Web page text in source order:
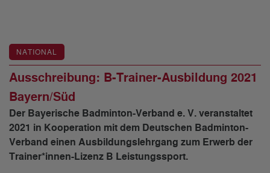
NATIONAL
Ausschreibung: B-Trainer-Ausbildung 2021
Bayern/Süd
Der Bayerische Badminton-Verband e. V. veranstaltet
2021 in Kooperation mit dem Deutschen Badminton-
Verband einen Ausbildungslehrgang zum Erwerb der
Trainer*innen-Lizenz B Leistungssport.